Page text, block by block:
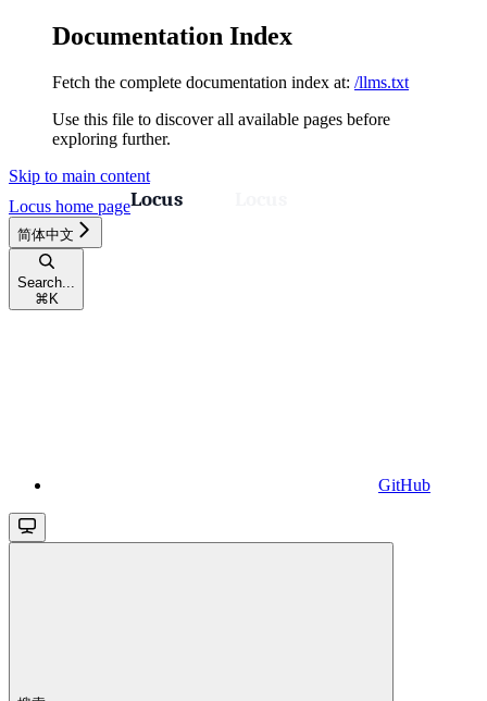
Documentation Index
Fetch the complete documentation index at: /llms.txt
Use this file to discover all available pages before
exploring further.
Skip to main content
Locus home page
简体中文
Search...
⌘ K
GitHub